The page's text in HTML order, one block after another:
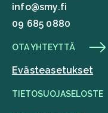
info@smy.fi
09 685 0880
OTA YHTEYTTÄ
Evästeasetukset
TIETOSUOJASELOSTE